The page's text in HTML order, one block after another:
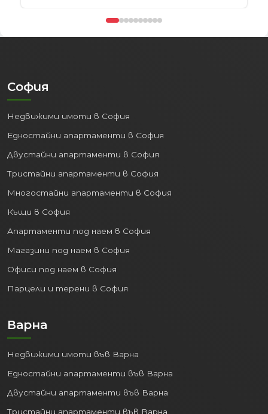
София
Недвижими имоти в София
Едностайни апартаменти в София
Двустайни апартаменти в София
Тристайни апартаменти в София
Многостайни апартаменти в София
Къщи в София
Апартаменти под наем в София
Магазини под наем в София
Офиси под наем в София
Парцели и терени в София
Варна
Недвижими имоти във Варна
Едностайни апартаменти във Варна
Двустайни апартаменти във Варна
Тристайни апартаменти във Варна